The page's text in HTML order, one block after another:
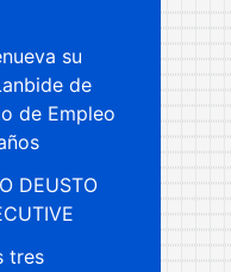
su
de
de Empleo
DEUSTO
tres